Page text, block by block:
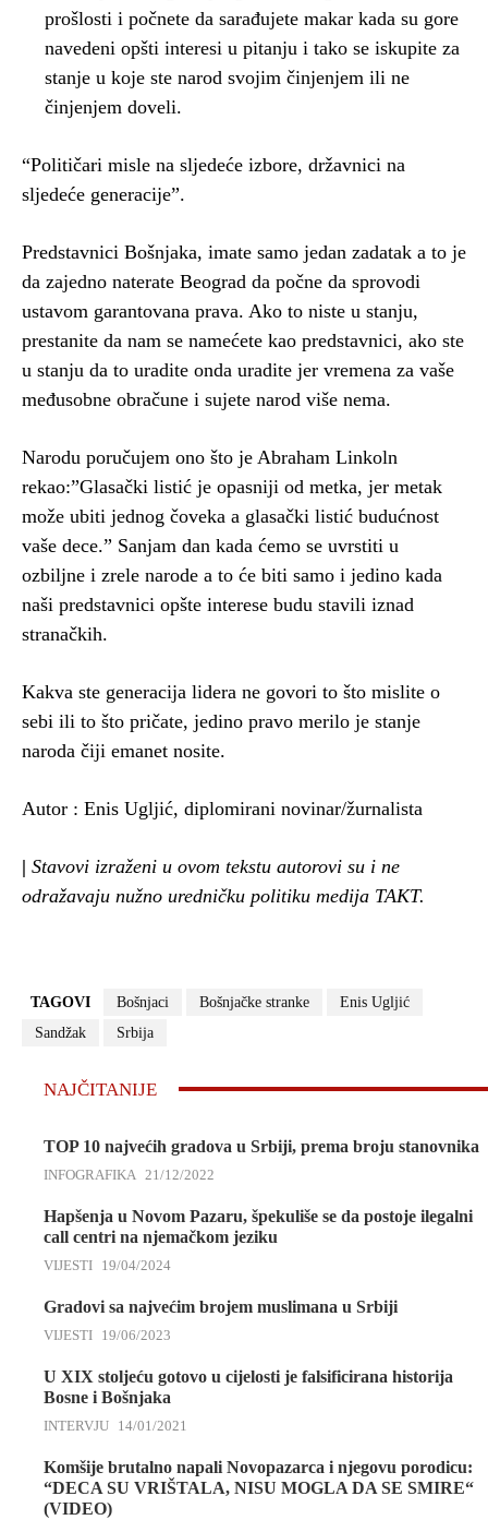
prošlosti i počnete da sarađujete makar kada su gore
navedeni opšti interesi u pitanju i tako se iskupite za
stanje u koje ste narod svojim činjenjem ili ne
činjenjem doveli.
“Političari misle na sljedeće izbore, državnici na
sljedeće generacije”.
Predstavnici Bošnjaka, imate samo jedan zadatak a to je
da zajedno naterate Beograd da počne da sprovodi
ustavom garantovana prava. Ako to niste u stanju,
prestanite da nam se namećete kao predstavnici, ako ste
u stanju da to uradite onda uradite jer vremena za vaše
međusobne obračune i sujete narod više nema.
Narodu poručujem ono što je Abraham Linkoln
rekao:”Glasački listić je opasniji od metka, jer metak
može ubiti jednog čoveka a glasački listić budućnost
vaše dece.” Sanjam dan kada ćemo se uvrstiti u
ozbiljne i zrele narode a to će biti samo i jedino kada
naši predstavnici opšte interese budu stavili iznad
stranačkih.
Kakva ste generacija lidera ne govori to što mislite o
sebi ili to što pričate, jedino pravo merilo je stanje
naroda čiji emanet nosite.
Autor : Enis Ugljić, diplomirani novinar/žurnalista
| Stavovi izraženi u ovom tekstu autorovi su i ne
odražavaju nužno uredničku politiku medija TAKT.
TAGOVI Bošnjaci Bošnjačke stranke
Enis Ugljić
Sandžak
Srbija
NAJČITANIJE
TOP 10 najvećih gradova u Srbiji, prema broju stanovnika
INFOGRAFIKA 21/12/2022
Hapšenja u Novom Pazaru, špekuliše se da postoje ilegalni
call centri na njemačkom jeziku
VIJESTI 19/04/2024
Gradovi sa najvećim brojem muslimana u Srbiji
VIJESTI 19/06/2023
U XIX stoljeću gotovo u cijelosti je falsificirana historija
Bosne i Bošnjaka
INTERVJU 14/01/2021
Komšije brutalno napali Novopazarca i njegovu porodicu:
“DECA SU VRIŠTALA, NISU MOGLA DA SE SMIRE“
(VIDEO)